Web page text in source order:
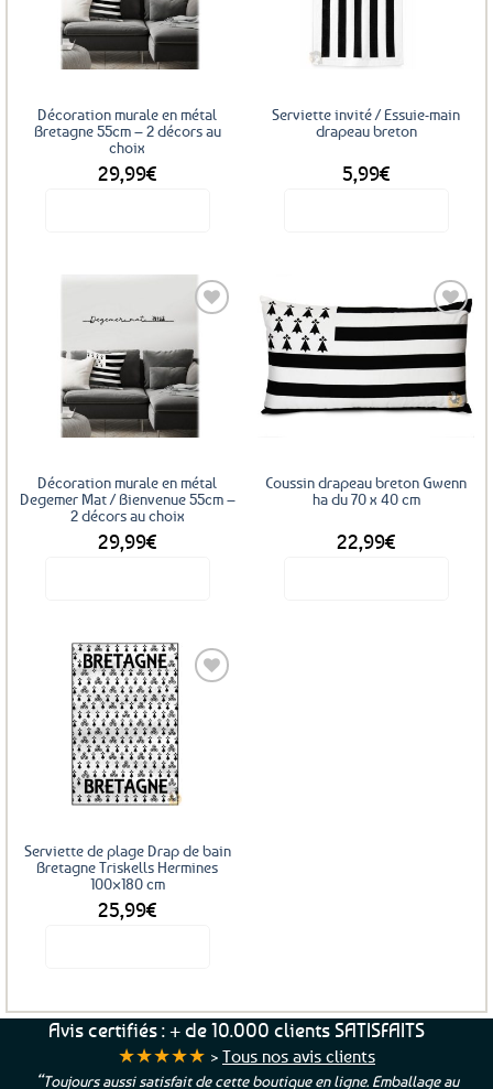
aux
favoris
Décoration murale en métal
Bretagne 55cm – 2 décors au
choix
29,99€
options
peuvent
la
Serviette invité / Essuie-main
drapeau breton
5,99€
Ajouter
aux
favoris
Décoration murale en métal
Degemer Mat / Bienvenue 55cm –
2 décors au choix
29,99€
plusieurs
variations.
sur
Ajouter
aux
favoris
Coussin drapeau breton Gwenn
ha du 70 x 40 cm
22,99€
Serviette de plage Drap de bain
Bretagne Triskells Hermines
100×180 cm
25,99€
Avis certifiés : + de 10.000 clients SATISFAITS
★★★★★ > Tous nos avis clients
“Toujours aussi satisfait de cette boutique en ligne. Emballage au